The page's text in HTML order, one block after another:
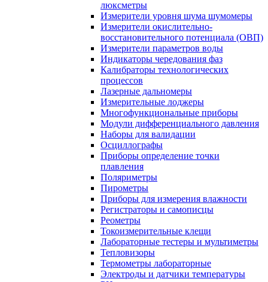
люксметры
Измерители уровня шума шумомеры
Измерители окислительно-
восстановительного потенциала (ОВП)
Измерители параметров воды
Индикаторы чередования фаз
Калибраторы технологических
процессов
Лазерные дальномеры
Измерительные лоджеры
Многофункциональные приборы
Модули дифференциального давления
Наборы для валидации
Осциллографы
Приборы определение точки
плавления
Поляриметры
Пирометры
Приборы для измерения влажности
Регистраторы и самописцы
Реометры
Токоизмерительные клещи
Лабораторные тестеры и мультиметры
Тепловизоры
Термометры лабораторные
Электроды и датчики температуры